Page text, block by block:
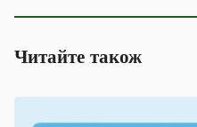
Читайте також